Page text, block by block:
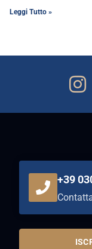
Leggi Tutto »
+39